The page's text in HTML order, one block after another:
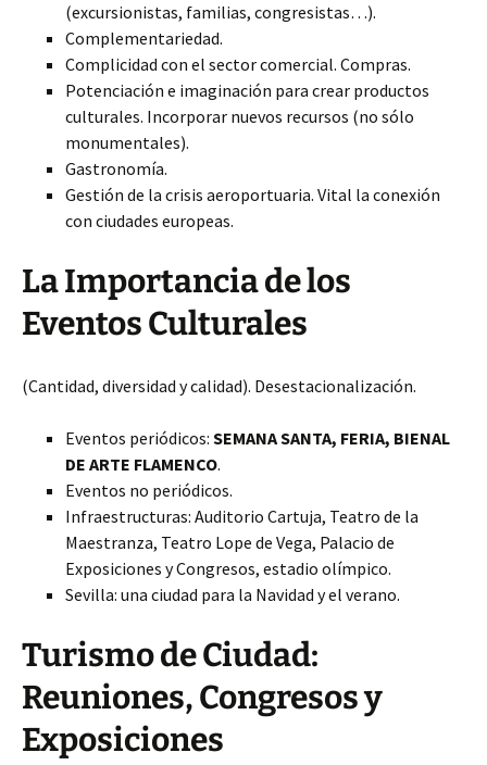
(excursionistas, familias, congresistas…).
Complementariedad.
Complicidad con el sector comercial. Compras.
Potenciación e imaginación para crear productos
culturales. Incorporar nuevos recursos (no sólo
monumentales).
Gastronomía.
Gestión de la crisis aeroportuaria. Vital la conexión
con ciudades europeas.
La Importancia de los
Eventos Culturales
(Cantidad, diversidad y calidad). Desestacionalización.
Eventos periódicos: SEMANA SANTA, FERIA, BIENAL
DE ARTE FLAMENCO.
Eventos no periódicos.
Infraestructuras: Auditorio Cartuja, Teatro de la
Maestranza, Teatro Lope de Vega, Palacio de
Exposiciones y Congresos, estadio olímpico.
Sevilla: una ciudad para la Navidad y el verano.
Turismo de Ciudad:
Reuniones, Congresos y
Exposiciones